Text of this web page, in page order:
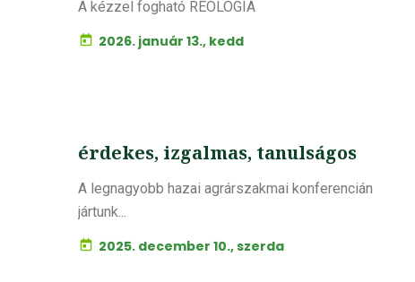
A kézzel fogható REOLÓGIA
2026. január 13., kedd
érdekes, izgalmas, tanulságos
A legnagyobb hazai agrárszakmai konferencián
jártunk...
2025. december 10., szerda